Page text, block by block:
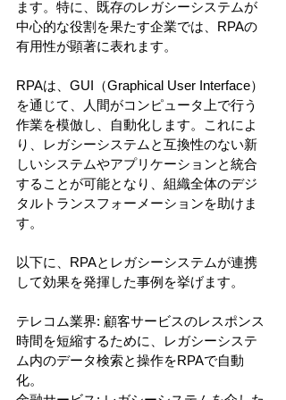
ます。特に、既存のレガシーシステムが
中心的な役割を果たす企業では、RPAの
有用性が顕著に表れます。
RPAは、GUI（Graphical User Interface）
を通じて、人間がコンピュータ上で行う
作業を模倣し、自動化します。これによ
り、レガシーシステムと互換性のない新
しいシステムやアプリケーションと統合
することが可能となり、組織全体のデジ
タルトランスフォーメーションを助けま
す。
以下に、RPAとレガシーシステムが連携
して効果を発揮した事例を挙げます。
テレコム業界: 顧客サービスのレスポンス
時間を短縮するために、レガシーシステ
ム内のデータ検索と操作をRPAで自動
化。